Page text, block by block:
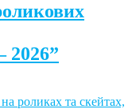
2026”